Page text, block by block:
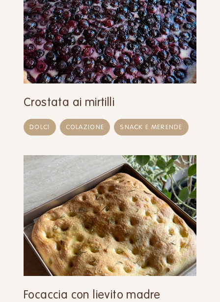
Crostata ai mirtilli
DOLCI COLAZIONE SNACK E MERENDE
Focaccia con lievito madre